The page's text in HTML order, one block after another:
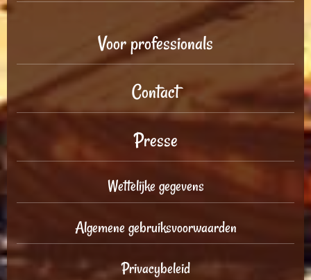
Voor professionals
Contact
Presse
Wettelijke gegevens
Algemene gebruiksvoorwaarden
Privacybeleid